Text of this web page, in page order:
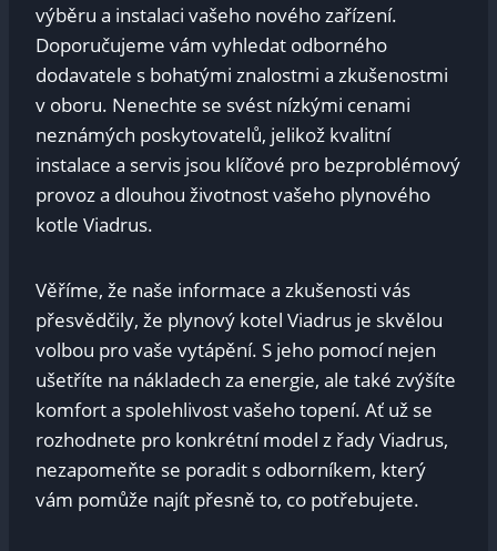
výběru a instalaci vašeho nového zařízení.
Doporučujeme vám vyhledat odborného
dodavatele s bohatými znalostmi a zkušenostmi
v oboru. Nenechte se svést nízkými cenami
neznámých poskytovatelů, jelikož kvalitní
instalace a servis jsou klíčové pro bezproblémový
provoz a dlouhou životnost vašeho plynového
kotle Viadrus.
Věříme, že naše informace a zkušenosti vás
přesvědčily, že plynový kotel Viadrus je skvělou
volbou pro vaše vytápění. S jeho pomocí nejen
ušetříte na nákladech za energie, ale také zvýšíte
komfort a spolehlivost vašeho topení. Ať už se
rozhodnete pro konkrétní model z řady Viadrus,
nezapomeňte se poradit s odborníkem, který
vám pomůže najít přesně to, co potřebujete.